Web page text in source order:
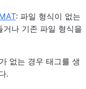
: 파일 형식이 없는
나 기존 파일 형식을
없는 경우 태그를 생
.